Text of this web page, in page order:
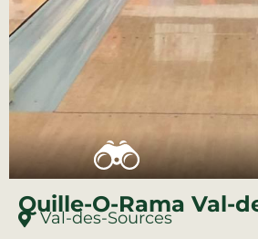
Quille-O-Rama Val-
Val-des-Sources